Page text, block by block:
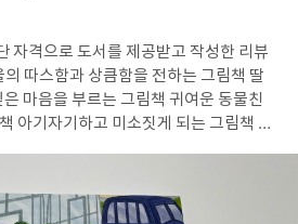
자격으로 도서를 제공받고 작성한 리뷰
의 따스함과 상큼함을 전하는 그림책 딸
마음을 부르는 그림책 귀여운 동물친
아기자기하고 미소짓게 되는 그림책 귀
우리 강아지. 강아지는 딸기를
부른다. 그래서 인지 집에 명패도 딸기모